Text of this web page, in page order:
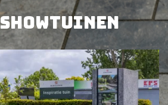
BEKIJK PRODUCT
showtuinen